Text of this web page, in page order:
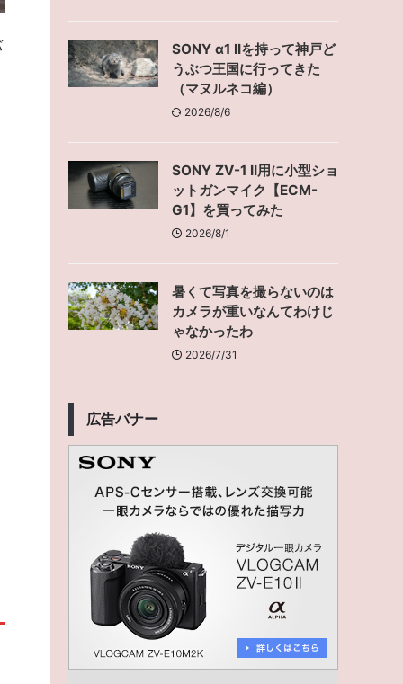
SONY α1 IIを持って神戸ど
うぶつ王国に行ってきた
（マヌルネコ編）
2026/8/6
SONY ZV-1 II用に小型ショ
ットガンマイク【ECM-
G1】を買ってみた
2026/8/1
暑くて写真を撮らないのは
カメラが重いなんてわけじ
ゃなかったわ
2026/7/31
広告バナー